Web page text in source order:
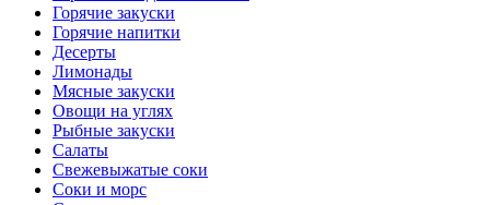
Горячие закуски
Горячие напитки
Десерты
Лимонады
Мясные закуски
Овощи на углях
Рыбные закуски
Салаты
Свежевыжатые соки
Соки и морс